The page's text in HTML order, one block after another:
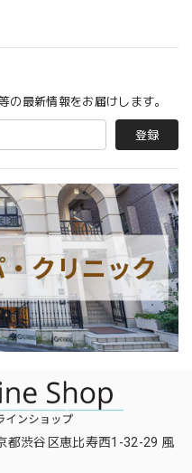
の最新情報をお届けします。
登録
渋谷区恵比寿西1-32-29 風